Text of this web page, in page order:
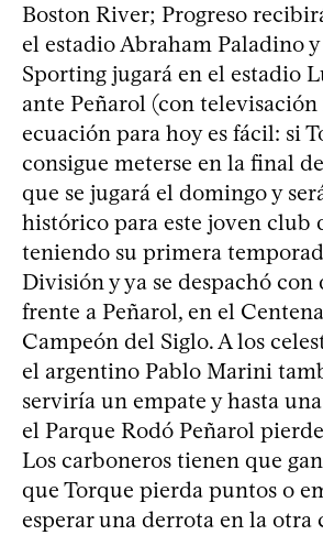
Boston River; Progreso
el estadio Abraham Paladino
Sporting jugará en el estadio
ante Peñarol (con
ecuación para hoy es fácil: si
consigue meterse en la final
que se jugará el domingo y
histórico para este joven club
teniendo su primera
División y ya se despachó
frente a Peñarol, en el
Campeón del Siglo. A los
el argentino Pablo Marini
serviría un empate y hasta
el Parque Rodó Peñarol
Los carboneros tienen que
que Torque pierda puntos o
esperar una derrota en la otra